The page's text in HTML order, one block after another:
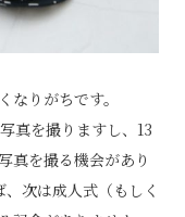
なりがちです。
真を撮りますし、13
真を撮る機会があり
次は成人式（もしく